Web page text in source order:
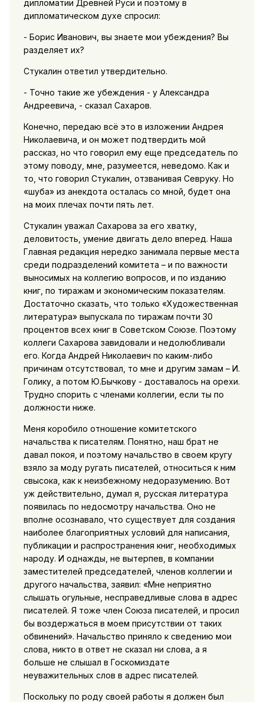
дипломатии Древней Руси и поэтому в
дипломатическом духе спросил:
- Борис Иванович, вы знаете мои убеждения? Вы
разделяет их?
Стукалин ответил утвердительно.
- Точно такие же убеждения - у Александра
Андреевича, - сказал Сахаров.
Конечно, передаю всё это в изложении Андрея
Николаевича, и он может подтвердить мой
рассказ, но что говорил ему еще председатель по
этому поводу, мне, разумеется, неведомо. Как и
то, что говорил Стукалин, отзванивая Севруку. Но
«шуба» из анекдота осталась со мной, будет она
на моих плечах почти пять лет.
Стукалин уважал Сахарова за его хватку,
деловитость, умение двигать дело вперед. Наша
Главная редакция нередко занимала первые места
среди подразделений комитета – и по важности
выносимых на коллегию вопросов, и по изданию
книг, по тиражам и экономическим показателям.
Достаточно сказать, что только «Художественная
литература» выпускала по тиражам почти 30
процентов всех книг в Советском Союзе. Поэтому
коллеги Сахарова завидовали и недолюбливали
его. Когда Андрей Николаевич по каким-либо
причинам отсутствовал, то мне и другим замам – И.
Голику, а потом Ю.Бычкову - доставалось на орехи.
Трудно спорить с членами коллегии, если ты по
должности ниже.
Меня коробило отношение комитетского
начальства к писателям. Понятно, наш брат не
давал покоя, и поэтому начальство в своем кругу
взяло за моду ругать писателей, относиться к ним
свысока, как к неизбежному недоразумению. Вот
уж действительно, думал я, русская литература
появилась по недосмотру начальства. Оно не
вполне осознавало, что существует для создания
наиболее благоприятных условий для написания,
публикации и распространения книг, необходимых
народу. И однажды, не вытерпев, в компании
заместителей председателей, членов коллегии и
другого начальства, заявил: «Мне неприятно
слышать огульные, несправедливые слова в адрес
писателей. Я тоже член Союза писателей, и просил
бы воздержаться в моем присутствии от таких
обвинений». Начальство приняло к сведению мои
слова, никто в ответ не сказал ни слова, а я
больше не слышал в Госкомиздате
неуважительных слов в адрес писателей.
Поскольку по роду своей работы я должен был